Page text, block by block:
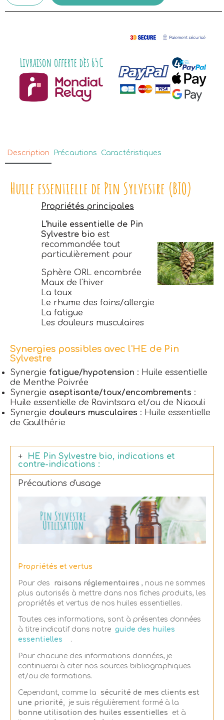
Description Précautions Caractéristiques
Huile essentielle de Pin Sylvestre (BIO)
Propriétés principales
L'huile essentielle de Pin
Sylvestre bio est
recommandée tout
particulièrement pour
Sphère ORL encombrée
Maux de l'hiver
La toux
Le rhume des foins/allergie
La fatigue
Les douleurs musculaires
Synergies possibles avec l'HE de Pin
Sylvestre
Synergie fatigue/hypotension : Huile essentielle
de Menthe Poivrée
Synergie aseptisante/toux/encombrements :
Huile essentielle de Ravintsara et/ou de Niaouli
Synergie douleurs musculaires : Huile essentielle
de Gaulthérie
HE Pin Sylvestre bio, indications et
contre-indications :
Précautions d'usage
Propriétés et vertus
Pour des raisons réglementaires , nous ne sommes
plus autorisés à mettre dans nos fiches produits, les
propriétés et vertus de nos huiles essentielles.
Toutes ces informations, sont à présentes données
à titre indicatif dans notre guide des huiles
essentielles
.
Pour chacune des informations données, je
continuerai à citer nos sources bibliographiques
et/ou de formations.
Cependant, comme la sécurité de mes clients est
une priorité,
je suis régulièrement formé à la
bonne utilisation des huiles essentielles et à